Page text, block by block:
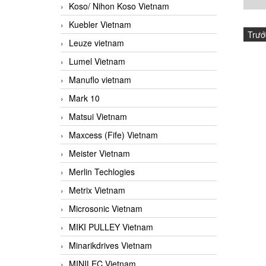
Koso/ Nihon Koso Vietnam
Kuebler Vietnam
Leuze vietnam
Lumel Vietnam
Manuflo vietnam
Mark 10
Matsui Vietnam
Maxcess (Fife) Vietnam
Meister Vietnam
Merlin Techlogies
Metrix Vietnam
Microsonic Vietnam
MIKI PULLEY Vietnam
Minarikdrives Vietnam